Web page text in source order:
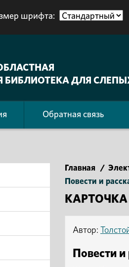
шрифта:
БИБЛИОТЕКА ДЛЯ
Обратная связь
Главная /
Повести и
КАРТОЧКА
Автор:
Повести